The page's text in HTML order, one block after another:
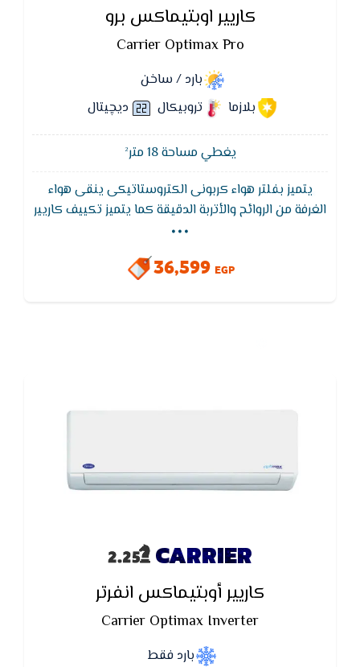
كاريير اوبتيماكس برو
Carrier Optimax Pro
بارد / ساخن
بلازما
تروبيكال ديچيتال
يغطي مساحة 18 متر²
يتميز بفلتر هواء كربونى الكتروستاتيكى ينقى هواء
الغرفة من الروائح والأتربة الدقيقة كما يتميز تكييف كاريير
بمراوح عالية الكفاءة ومصممة بتكنولوجيا كاريير للمراوح
التي تعطي أكبر معدل تدفق هواء عند جميع سرعات
الـمروحة نتيجة زيادة حركة انسياب الهواء.
...
36,599 EGP
CARRIER
كاريير أوبتيماكس انفرتر
Carrier Optimax Inverter
بارد فقط